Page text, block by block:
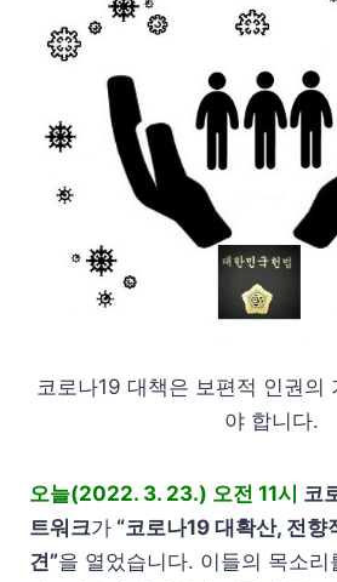
코로나19 대책은 보편적 인권의
야 합니다.
오늘(2022. 3. 23.) 오전 11시 코
트워크가 “코로나19 대확산, 전향
견”을 열었습니다. 이들의 목소리